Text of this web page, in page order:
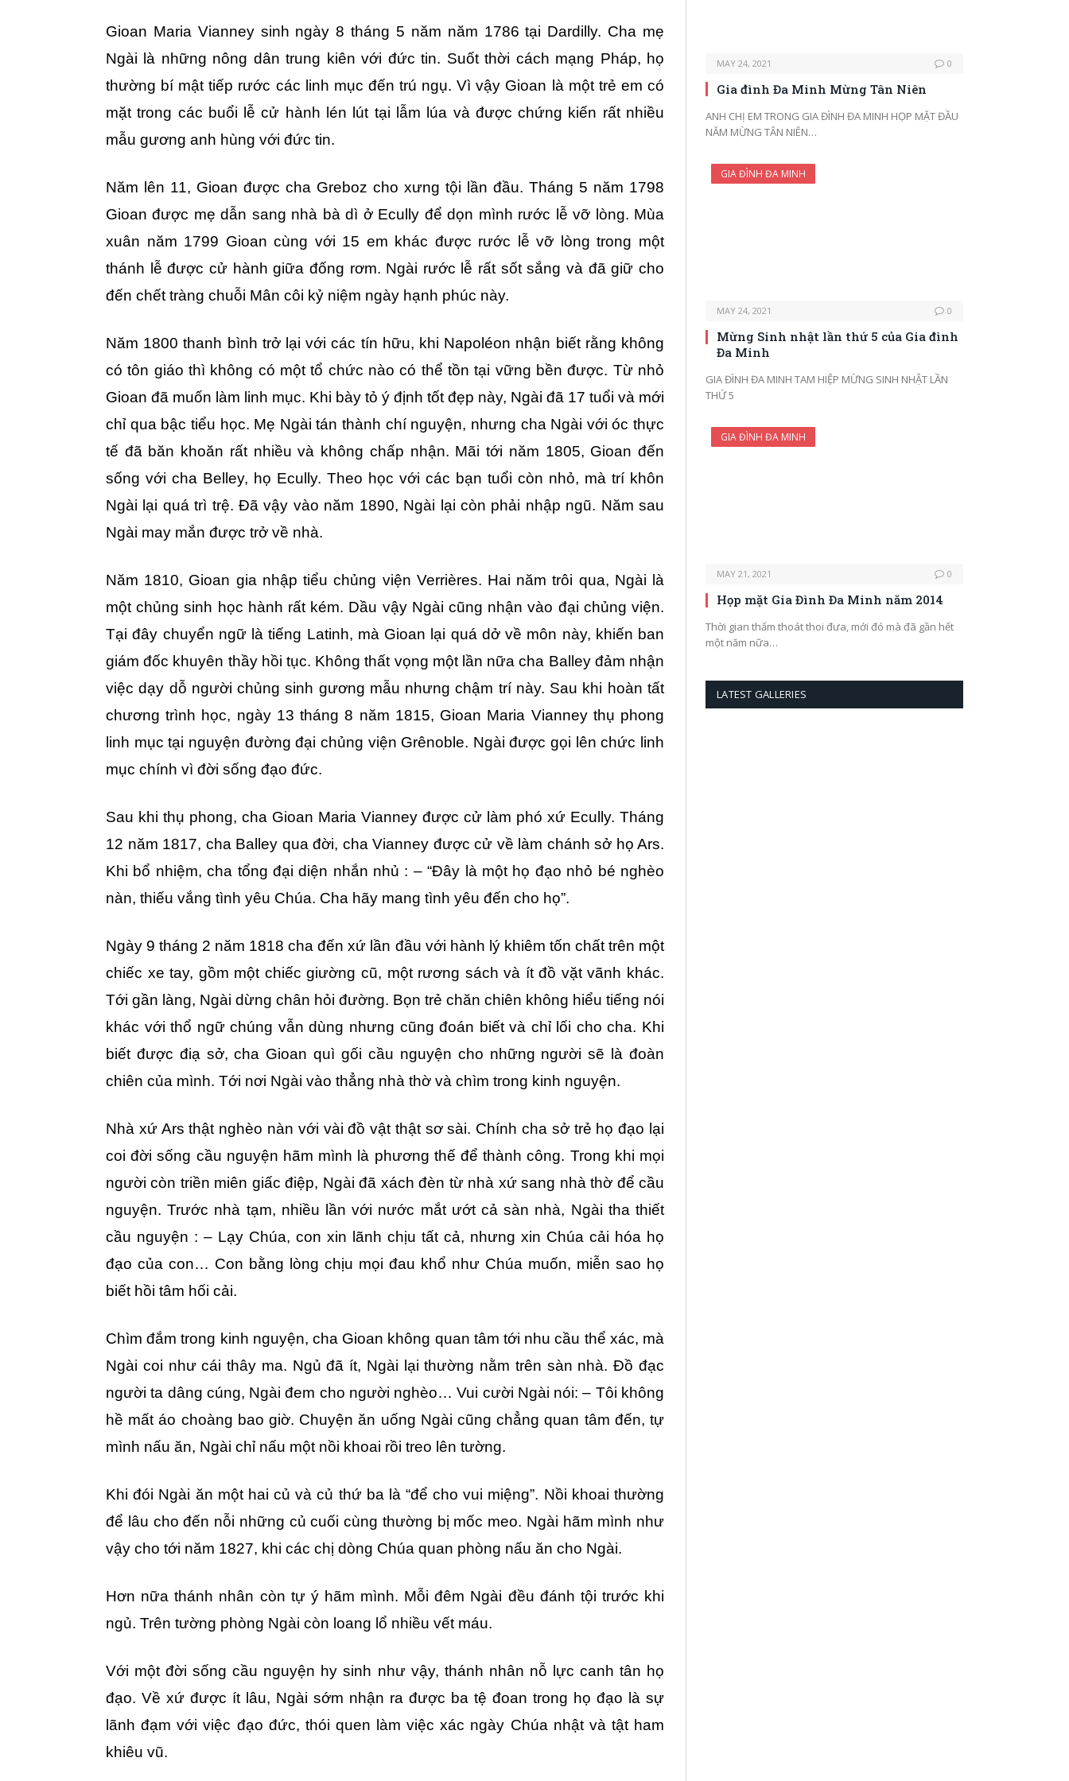
Gioan Maria Vianney sinh ngày 8 tháng 5 năm năm 1786 tại Dardilly. Cha mẹ
Ngài là những nông dân trung kiên với đức tin. Suốt thời cách mạng Pháp, họ
thường bí mật tiếp rước các linh mục đến trú ngụ. Vì vậy Gioan là một trẻ em có
mặt trong các buổi lễ cử hành lén lút tại lẫm lúa và được chứng kiến rất nhiều
mẫu gương anh hùng với đức tin.
Năm lên 11, Gioan được cha Greboz cho xưng tội lần đầu. Tháng 5 năm 1798
Gioan được mẹ dẫn sang nhà bà dì ở Ecully để dọn mình rước lễ vỡ lòng. Mùa
xuân năm 1799 Gioan cùng với 15 em khác được rước lễ vỡ lòng trong một
thánh lễ được cử hành giữa đống rơm. Ngài rước lễ rất sốt sắng và đã giữ cho
đến chết tràng chuỗi Mân côi kỷ niệm ngày hạnh phúc này.
Năm 1800 thanh bình trở lại với các tín hữu, khi Napoléon nhận biết rằng không
có tôn giáo thì không có một tổ chức nào có thể tồn tại vững bền được. Từ nhỏ
Gioan đã muốn làm linh mục. Khi bày tỏ ý định tốt đẹp này, Ngài đã 17 tuổi và mới
chỉ qua bậc tiểu học. Mẹ Ngài tán thành chí nguyện, nhưng cha Ngài với óc thực
tế đã băn khoăn rất nhiều và không chấp nhận. Mãi tới năm 1805, Gioan đến
sống với cha Belley, họ Ecully. Theo học với các bạn tuổi còn nhỏ, mà trí khôn
Ngài lại quá trì trệ. Đã vậy vào năm 1890, Ngài lại còn phải nhập ngũ. Năm sau
Ngài may mắn được trở về nhà.
Năm 1810, Gioan gia nhập tiểu chủng viện Verrières. Hai năm trôi qua, Ngài là
một chủng sinh học hành rất kém. Dầu vậy Ngài cũng nhận vào đại chủng viện.
Tại đây chuyển ngữ là tiếng Latinh, mà Gioan lại quá dở về môn này, khiến ban
giám đốc khuyên thầy hồi tục. Không thất vọng một lần nữa cha Balley đảm nhận
việc dạy dỗ người chủng sinh gương mẫu nhưng chậm trí này. Sau khi hoàn tất
chương trình học, ngày 13 tháng 8 năm 1815, Gioan Maria Vianney thụ phong
linh mục tại nguyện đường đại chủng viện Grênoble. Ngài được gọi lên chức linh
mục chính vì đời sống đạo đức.
Sau khi thụ phong, cha Gioan Maria Vianney được cử làm phó xứ Ecully. Tháng
12 năm 1817, cha Balley qua đời, cha Vianney được cử về làm chánh sở họ Ars.
Khi bổ nhiệm, cha tổng đại diện nhắn nhủ : – “Đây là một họ đạo nhỏ bé nghèo
nàn, thiếu vắng tình yêu Chúa. Cha hãy mang tình yêu đến cho họ”.
Ngày 9 tháng 2 năm 1818 cha đến xứ lần đầu với hành lý khiêm tốn chất trên một
chiếc xe tay, gồm một chiếc giường cũ, một rương sách và ít đồ vặt vãnh khác.
Tới gần làng, Ngài dừng chân hỏi đường. Bọn trẻ chăn chiên không hiểu tiếng nói
khác với thổ ngữ chúng vẫn dùng nhưng cũng đoán biết và chỉ lối cho cha. Khi
biết được điạ sở, cha Gioan quì gối cầu nguyện cho những người sẽ là đoàn
chiên của mình. Tới nơi Ngài vào thẳng nhà thờ và chìm trong kinh nguyện.
Nhà xứ Ars thật nghèo nàn với vài đồ vật thật sơ sài. Chính cha sở trẻ họ đạo lại
coi đời sống cầu nguyện hãm mình là phương thế để thành công. Trong khi mọi
người còn triền miên giấc điệp, Ngài đã xách đèn từ nhà xứ sang nhà thờ để cầu
nguyện. Trước nhà tạm, nhiều lần với nước mắt ướt cả sàn nhà, Ngài tha thiết
cầu nguyện : – Lạy Chúa, con xin lãnh chịu tất cả, nhưng xin Chúa cải hóa họ
đạo của con… Con bằng lòng chịu mọi đau khổ như Chúa muốn, miễn sao họ
biết hồi tâm hối cải.
Chìm đắm trong kinh nguyện, cha Gioan không quan tâm tới nhu cầu thể xác, mà
Ngài coi như cái thây ma. Ngủ đã ít, Ngài lại thường nằm trên sàn nhà. Đồ đạc
người ta dâng cúng, Ngài đem cho người nghèo… Vui cười Ngài nói: – Tôi không
hề mất áo choàng bao giờ. Chuyện ăn uống Ngài cũng chẳng quan tâm đến, tự
mình nấu ăn, Ngài chỉ nấu một nồi khoai rồi treo lên tường.
Khi đói Ngài ăn một hai củ và củ thứ ba là “để cho vui miệng”. Nồi khoai thường
để lâu cho đến nỗi những củ cuối cùng thường bị mốc meo. Ngài hãm mình như
vậy cho tới năm 1827, khi các chị dòng Chúa quan phòng nấu ăn cho Ngài.
Hơn nữa thánh nhân còn tự ý hãm mình. Mỗi đêm Ngài đều đánh tội trước khi
ngủ. Trên tường phòng Ngài còn loang lổ nhiều vết máu.
Với một đời sống cầu nguyện hy sinh như vậy, thánh nhân nỗ lực canh tân họ
đạo. Về xứ được ít lâu, Ngài sớm nhận ra được ba tệ đoan trong họ đạo là sự
lãnh đạm với việc đạo đức, thói quen làm việc xác ngày Chúa nhật và tật ham
khiêu vũ.
MAY 24, 2021 0
Gia đình Đa Minh Mừng Tân Niên
ANH CHỊ EM TRONG GIA ĐÌNH ĐA MINH HỌP MẶT ĐẦU
NĂM MỪNG TÂN NIÊN…
GIA ĐÌNH ĐA MINH
MAY 24, 2021 0
Mừng Sinh nhật lần thứ 5 của Gia đình
Đa Minh
GIA ĐÌNH ĐA MINH TAM HIỆP MỪNG SINH NHẬT LẦN
THỨ 5
GIA ĐÌNH ĐA MINH
MAY 21, 2021 0
Họp mặt Gia Đình Đa Minh năm 2014
Thời gian thấm thoát thoi đưa, mới đó mà đã gần hết
một năm nữa…
LATEST GALLERIES